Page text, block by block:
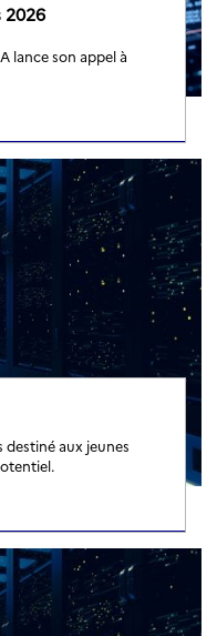
lance son appel à
aux jeunes